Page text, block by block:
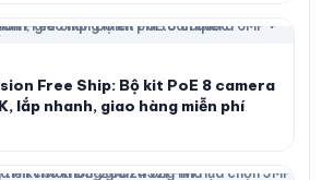
Free Ship: Bộ kit PoE 8 camera
lắp nhanh, giao hàng miễn phí